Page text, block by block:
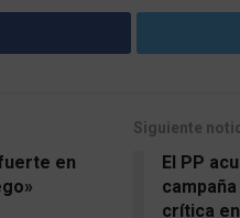
en
Siguiente
El PP
crítica